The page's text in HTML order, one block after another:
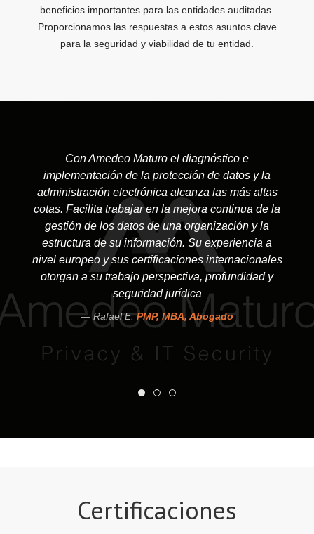
beneficios importantes para las entidades auditadas.
Proporcionamos las respuestas a estos asuntos clave
para la seguridad y viabilidad de tu entidad.
Con Amedeo Maturo el diagnóstico e
implementación de la protección de datos y la
administración electrónica alcanza las más altas
cotas. Facilita trabajar en la mejora continua de la
gestión de los datos de una organización y la
estructura de su información. Su experiencia a
nivel europeo y sus certificaciones internacionales
otorgan a su trabajo perspectiva, profundidad y
seguridad jurídica
Rafael E.PMP, MBA, Abogado
Certificaciones